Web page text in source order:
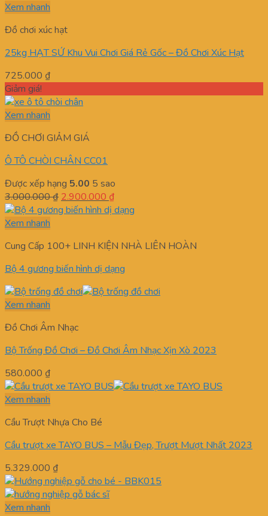
Xem nhanh
Đồ chơi xúc hạt
25kg HẠT SỨ Khu Vui Chơi Giá Rẻ Gốc – Đồ Chơi Xúc Hạt
725.000 ₫
Giảm giá!
Xem nhanh
ĐỒ CHƠI GIẢM GIÁ
Ô TÔ CHÒI CHÂN CC01
Được xếp hạng 5.00 5 sao
3.000.000₫ Giá
gốc
2.900.000 ₫
hiện
2.900.000 ₫.
Xem nhanh
Cung Cấp 100+ LINH KIỆN NHÀ LIÊN HOÀN
Bộ 4 gương biến hình dị dạng
Xem nhanh
Đồ Chơi Âm Nhạc
Bộ Trống Đồ Chơi – Đồ Chơi Âm Nhạc Xịn Xò 2023
580.000 ₫
Xem nhanh
Cầu Trượt Nhựa Cho Bé
Cầu trượt xe TAYO BUS – Mẫu Đẹp, Trượt Mượt Nhất 2023
5.329.000 ₫
Xem nhanh